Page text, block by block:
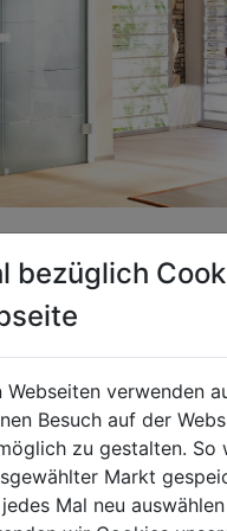
bezüglich
Webseiten verwenden
Besuch auf der
zu gestalten. So
Markt
Mal neu